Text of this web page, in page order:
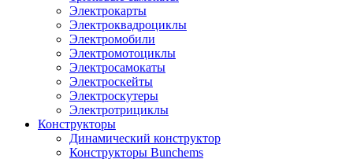
Электрокарты
Электроквадроциклы
Электромобили
Электромотоциклы
Электросамокаты
Электроскейты
Электроскутеры
Электротрициклы
Конструкторы
Динамический конструктор
Конструкторы Bunchems